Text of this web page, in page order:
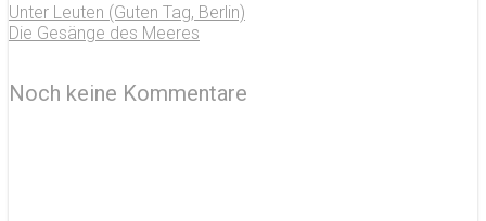
Unter Leuten (Guten Tag, Berlin)
Die Gesänge des Meeres
Noch keine Kommentare